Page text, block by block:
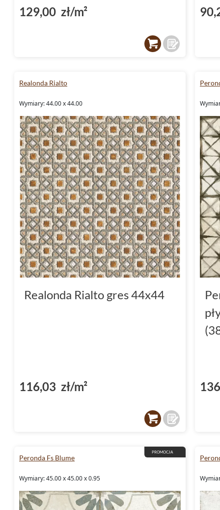
129,00 zł/m²
Realonda Rialto
Wymiary: 44.00 x 44.00
Realonda Rialto gres 44x44
116,03 zł/m²
PROMOCJA
Peronda Fs Blume
Wymiary: 45.00 x 45.00 x 0.95